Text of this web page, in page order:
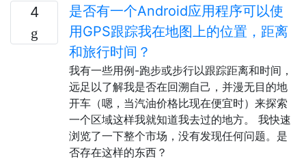
4
是否有一个Android应用程序可以使
用GPS跟踪我在地图上的位置，距离
和旅行时间？
我有一些用例-跑步或步行以跟踪距离和时间，
远足以了解我是否在回溯自己，并漫无目的地
开车（嗯，当汽油价格比现在便宜时）来探索
一个区域这样我就知道我去过的地方。 我快速
浏览了一下整个市场，没有发现任何问题。是
否存在这样的东西？